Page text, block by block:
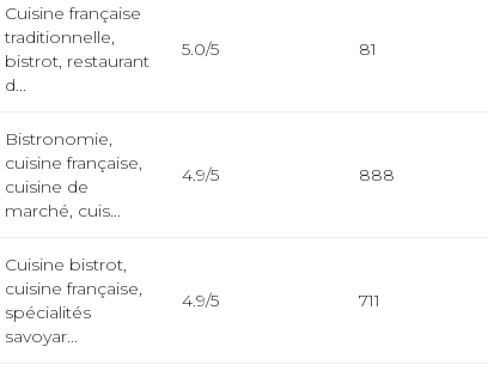
Cuisine française
traditionnelle,
bistrot, restaurant
d...
5.0/5 81
Bistronomie,
cuisine française,
cuisine de
marché, cuis...
4.9/5 888
Cuisine bistrot,
cuisine française,
spécialités
savoyar...
4.9/5 711